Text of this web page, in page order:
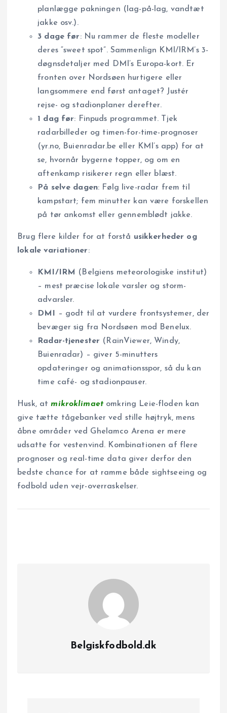
planlægge pakningen (lag-på-lag, vandtæt
jakke osv.).
3 dage før: Nu rammer de fleste modeller
deres “sweet spot”. Sammenlign KMI/IRM’s 3-
døgnsdetaljer med DMI’s Europa-kort. Er
fronten over Nordsøen hurtigere eller
langsommere end først antaget? Justér
rejse- og stadionplaner derefter.
1 dag før: Finpuds programmet. Tjek
radarbilleder og timen-for-time-prognoser
(yr.no, Buienradar.be eller KMI’s app) for at
se, hvornår bygerne topper, og om en
aftenkamp risikerer regn eller blæst.
På selve dagen: Følg live-radar frem til
kampstart; fem minutter kan være forskellen
på tør ankomst eller gennemblødt jakke.
Brug flere kilder for at forstå usikkerheder og
lokale variationer:
KMI/IRM
(Belgiens meteorologiske institut)
– mest præcise lokale varsler og storm­
advarsler.
DMI
– godt til at vurdere frontsystemer, der
bevæger sig fra Nordsøen mod Benelux.
Radar-tjenester (RainViewer, Windy,
Buienradar) – giver 5-minutters
opdateringer og animationsspor, så du kan
time café- og stadionpauser.
Husk, atmikroklimaet omkring Leie-floden kan
give tætte tågebanker ved stille højtryk, mens
åbne områder ved Ghelamco Arena er mere
udsatte for vestenvind. Kombinationen af flere
prognoser og real-time data giver derfor den
bedste chance for at ramme både sightseeing og
fodbold uden vejr-overraskelser.
Belgiskfodbold.dk